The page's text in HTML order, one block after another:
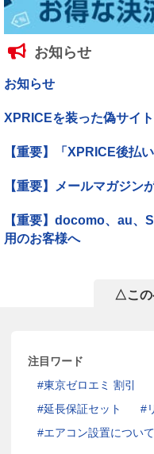
お知らせ
お知らせ
XPRICEを装った偽サイ
【重要】「XPRICE後払
【重要】メールマガジン
【重要】docomo、au、
用のお客様へ
△この
注目ワード
東京ゼロエミ 割引
延長保証セット
エアコン設置について